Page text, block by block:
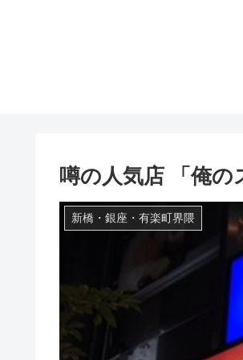
噂の人気店 「俺
新橋・銀座・有楽町界隈